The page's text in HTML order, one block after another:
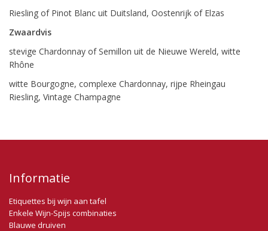
Riesling of Pinot Blanc uit Duitsland, Oostenrijk of Elzas
Zwaardvis
stevige Chardonnay of Semillon uit de Nieuwe Wereld, witte
Rhône
witte Bourgogne, complexe Chardonnay, rijpe Rheingau
Riesling, Vintage Champagne
Informatie
Etiquettes bij wijn aan tafel
Enkele Wijn-Spijs combinaties
Blauwe druiven